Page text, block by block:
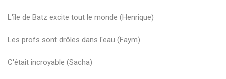
L'île de Batz excite tout le monde (Henrique)
Les profs sont drôles dans l'eau (Faym)
C'était incroyable (Sacha)